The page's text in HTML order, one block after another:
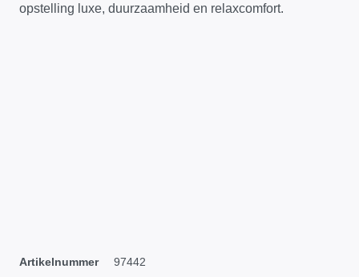
opstelling luxe, duurzaamheid en relaxcomfort.
Artikelnummer
97442